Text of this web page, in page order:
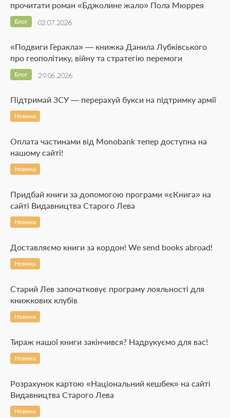
прочитати роман «Бджолине жало» Пола Мюррея
02.07.2026
Блог
«Подвиги Геракла» — книжка Данила Лубківського
про геополітику, війну та стратегію перемоги
29.06.2026
Блог
Підтримай ЗСУ — перерахуй букси на підтримку армії
Новина
Оплата частинами від Monobank тепер доступна на
нашому сайті!
Новина
Придбай книги за допомогою програми «єКнига» на
сайті Видавництва Старого Лева
Новина
Доставляємо книги за кордон! We send books abroad!
Новина
Старий Лев започатковує програму лояльності для
книжкових клубів
Новина
Тираж нашої книги закінчився? Надрукуємо для вас!
Новина
Розрахунок картою «Національний кешбек» на сайті
Видавництва Старого Лева
Новина